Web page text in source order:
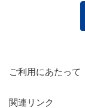
ご利用にあたって
関連リンク